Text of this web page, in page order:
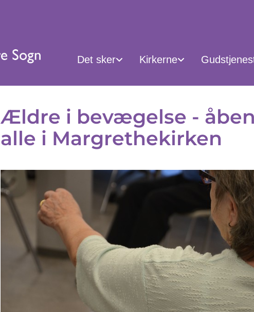
Det sker Kirkerne
Ældre i bevægelse -
alle i Margrethekirken